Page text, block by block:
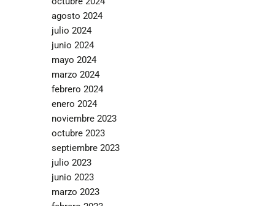
agosto 2024
julio 2024
junio 2024
mayo 2024
marzo 2024
febrero 2024
enero 2024
noviembre 2023
octubre 2023
septiembre 2023
julio 2023
junio 2023
marzo 2023